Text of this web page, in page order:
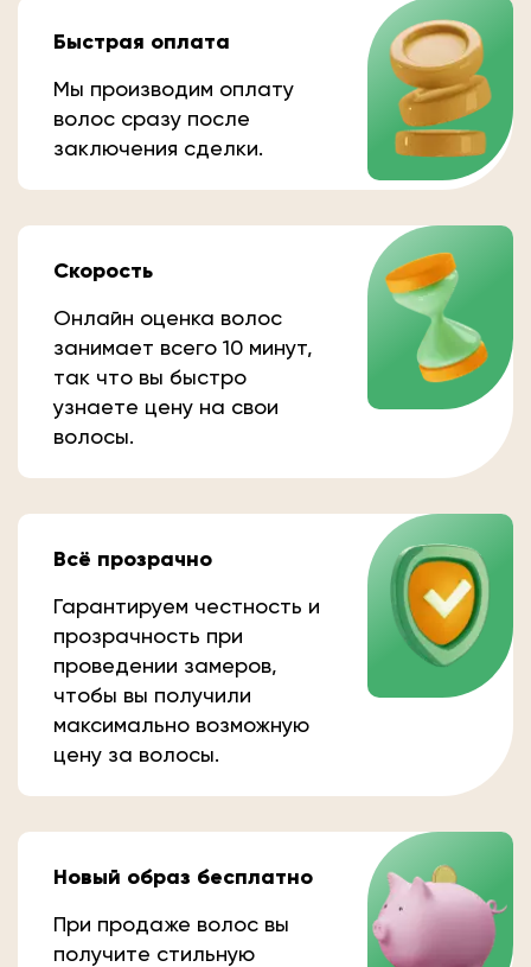
Быстрая оплата
Мы производим оплату
волос сразу после
заключения сделки.
Скорость
Онлайн оценка волос
занимает всего 10 минут,
так что вы быстро
узнаете цену на свои
волосы.
Всё прозрачно
Гарантируем честность и
прозрачность при
проведении замеров,
чтобы вы получили
максимально возможную
цену за волосы.
Новый образ бесплатно
При продаже волос вы
получите стильную